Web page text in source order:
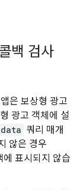
백 검사
은 보상형 광고
광고 객체에 설
쿼리 매개
않은 경우
에 표시되지 않습